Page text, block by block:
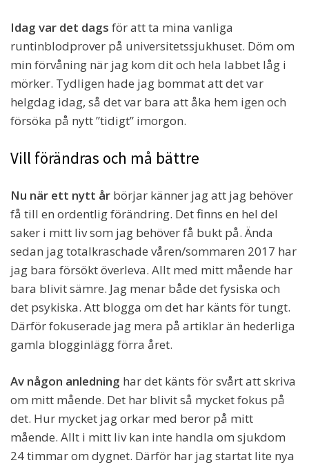
Idag var det dags för att ta mina vanliga
runtinblodprover på universitetssjukhuset. Döm om
min förvåning när jag kom dit och hela labbet låg i
mörker. Tydligen hade jag bommat att det var
helgdag idag, så det var bara att åka hem igen och
försöka på nytt ”tidigt” imorgon.
Vill förändras och må bättre
Nu när ett nytt år börjar känner jag att jag behöver
få till en ordentlig förändring. Det finns en hel del
saker i mitt liv som jag behöver få bukt på. Ända
sedan jag totalkraschade våren/sommaren 2017 har
jag bara försökt överleva. Allt med mitt mående har
bara blivit sämre. Jag menar både det fysiska och
det psykiska. Att blogga om det har känts för tungt.
Därför fokuserade jag mera på artiklar än hederliga
gamla blogginlägg förra året.
Av någon anledning har det känts för svårt att skriva
om mitt mående. Det har blivit så mycket fokus på
det. Hur mycket jag orkar med beror på mitt
mående. Allt i mitt liv kan inte handla om sjukdom
24 timmar om dygnet. Därför har jag startat lite nya